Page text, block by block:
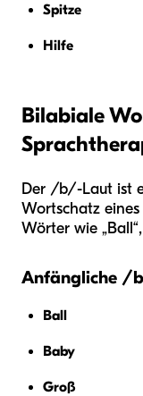
Spitze
Hilfe
Bilabiale
Der /b/-Laut ist
Wortschatz
Wörter wie „Ball“,
Anfängliche /
Ball
Baby
Groß